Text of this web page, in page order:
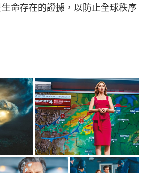
命存在的證據，以防止全球秩序